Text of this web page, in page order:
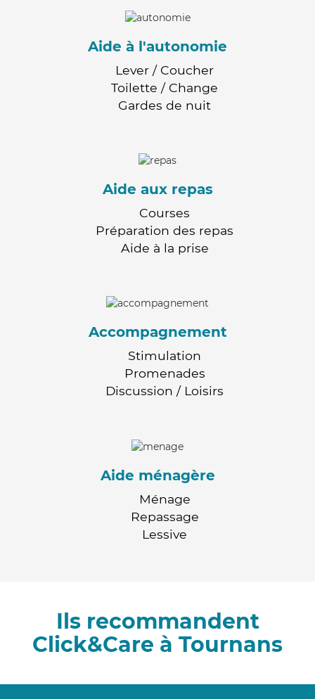
Aide à l'autonomie
Lever / Coucher
Toilette / Change
Gardes de nuit
Aide aux repas
Courses
Préparation des repas
Aide à la prise
Accompagnement
Stimulation
Promenades
Discussion / Loisirs
Aide ménagère
Ménage
Repassage
Lessive
Ils recommandent
Click&Care à Tournans